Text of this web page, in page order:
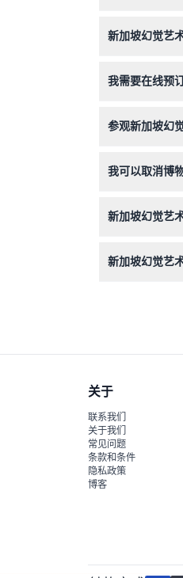
新加坡幻觉艺
我需要在线预
参观新加坡幻
我可以取消博
新加坡幻觉艺
新加坡幻觉艺
关于
联系我们
关于我们
常见问题
条款和条件
隐私政策
博客